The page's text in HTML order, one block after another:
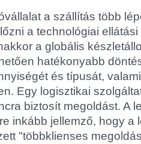
a szállítás több
a technológiai
a globális
hatékonyabb
és típusát,
Egy logisztikai
biztosít megoldást. A
inkább jellemző, hogy a
"többklienses